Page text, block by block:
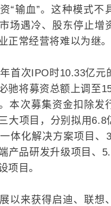
“输血”。这种模式不
场遇冷、股东停止增
正常经营将难以为继。
首次IPO时10.33亿元
驰将募资总额上调至
本次募集资金扣除发
大项目，分别拟用6.8
体化解决方案项目、
产品研发升级项目、
项目。
以来获得启迪、联想